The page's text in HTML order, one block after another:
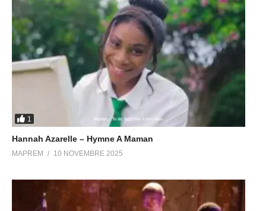
1
Hannah Azarelle – Hymne A Maman
MAPREM 10 NOVEMBRE 2025